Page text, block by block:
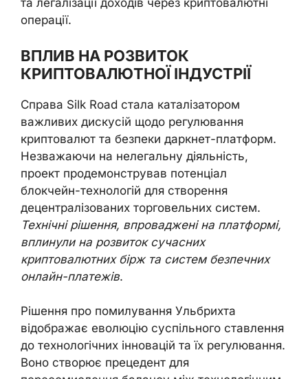
та легалізації доходів через криптовалютні
операції.
ВПЛИВ НА РОЗВИТОК
КРИПТОВАЛЮТНОЇ ІНДУСТРІЇ
Справа Silk Road стала каталізатором
важливих дискусій щодо регулювання
криптовалют та безпеки даркнет-платформ.
Незважаючи на нелегальну діяльність,
проект продемонстрував потенціал
блокчейн-технологій для створення
децентралізованих торговельних систем.
Технічні рішення, впроваджені на платформі,
вплинули на розвиток сучасних
криптовалютних бірж та систем безпечних
онлайн-платежів.
Рішення про помилування Ульбрихта
відображає еволюцію суспільного ставлення
до технологічних інновацій та їх регулювання.
Воно створює прецедент для